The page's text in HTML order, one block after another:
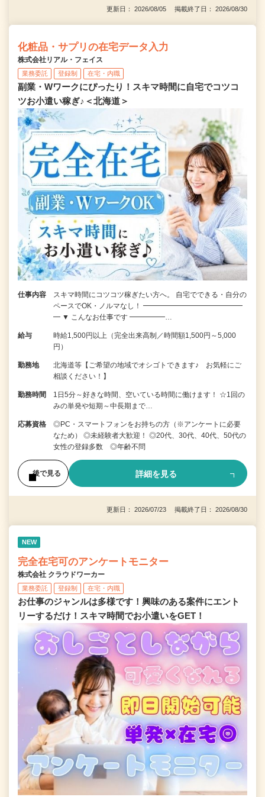
更新日： 2026/08/05 掲載終了日： 2026/08/30
化粧品・サプリの在宅データ入力
株式会社リアル・フェイス
業務委託 登録制 在宅・内職
副業・Wワークにぴったり！スキマ時間に自宅でコツコ
ツお小遣い稼ぎ♪＜北海道＞
仕事内容
スキマ時間にコツコツ稼ぎたい方へ。 自宅でできる・自分の
ペースでOK・ノルマなし！ ━━━━━━━━━━━━━━
━ ▼ こんなお仕事です ━━━━━…
給与
時給1,500円以上（完全出来高制／時間額1,500円～5,000
円）
勤務地
北海道等【ご希望の地域でオシゴトできます♪ お気軽にご
相談ください！】
勤務時間
1日5分～好きな時間、空いている時間に働けます！ ☆1回の
みの単発や短期～中長期まで…
応募資格
◎PC・スマートフォンをお持ちの方（※アンケートに必要
なため） ◎未経験者大歓迎！ ◎20代、30代、40代、50代の
女性の登録多数 ◎年齢不問
後で見る 詳細を見る
更新日： 2026/07/23 掲載終了日： 2026/08/30
NEW
完全在宅可のアンケートモニター
株式会社 クラウドワーカー
業務委託 登録制 在宅・内職
お仕事のジャンルは多様です！興味のある案件にエント
リーするだけ！スキマ時間でお小遣いをGET！